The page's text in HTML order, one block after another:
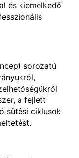
és kiemelkedő
sorozatú
a fejlett
sütési ciklusok